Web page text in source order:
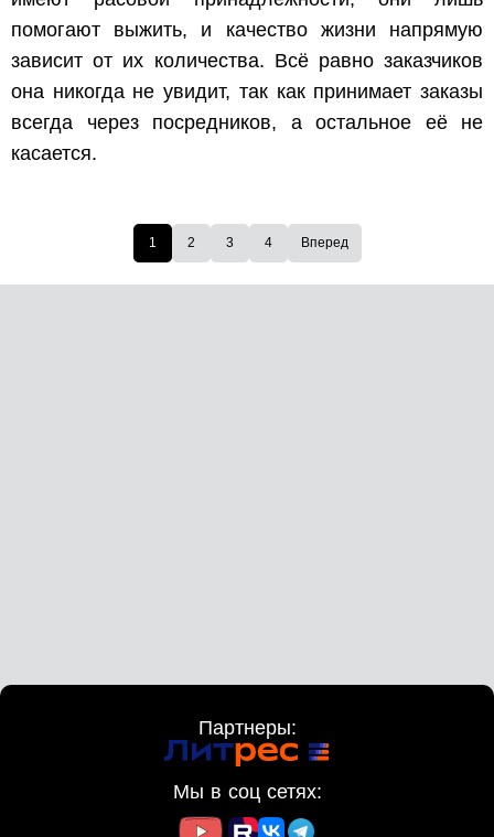
помогают выжить, и качество жизни напрямую
зависит от их количества. Всё равно заказчиков
она никогда не увидит, так как принимает заказы
всегда через посредников, а остальное её не
касается.
1 2 3 4 Вперед
Партнеры:
Мы в соц сетях: